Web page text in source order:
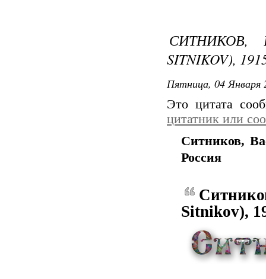
СИТНИКОВ,
SITNIKOV),
Пятница, 04 Января
Это цитата
цитатник или
Ситников,
Россия
Sitnikov),